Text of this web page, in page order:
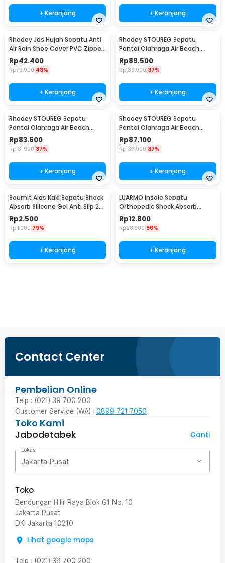
+ Keranjang + Keranjang
Rhodey Jas Hujan Sepatu Anti
Air Rain Shoe Cover PVC Zipper
Reflector L - H-212
Rp42.400
Rp73.900 43%
+ Keranjang
Rhodey STOUREG Sepatu
Pantai Olahraga Air Beach
Shoes 42 - 6688
Rp89.500
Rp139.900 37%
+ Keranjang
Rhodey STOUREG Sepatu
Pantai Olahraga Air Beach
Shoes 43 - 6688
Rp83.600
Rp131.900 37%
+ Keranjang
Rhodey STOUREG Sepatu
Pantai Olahraga Air Beach
Shoes 44 - 6688
Rp87.100
Rp136.900 37%
+ Keranjang
Soumit Alas Kaki Sepatu Shock
Absorb Silicone Gel Anti Slip 2
PCS - MJ003
Rp2.500
Rp11.900 79%
+ Keranjang
LUARMO Insole Sepatu
Orthopedic Shock Absorb
Cushioned EVA Foam M - L3
Rp12.800
Rp28.900 56%
+ Keranjang
Contact Center
Pembelian Online
Telp : (021) 39 700 200
Customer Service (WA) : 0899 721 7050
Toko Kami
Jabodetabek
Ganti
Lokasi
Jakarta Pusat
Toko
Bendungan Hilir Raya Blok G1 No. 10
Jakarta Pusat
DKI Jakarta 10210
Lihat google maps
Telp : (021) 39 700 200